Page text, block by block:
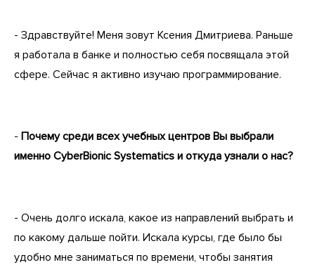
- Здравствуйте! Меня зовут Ксения Дмитриева. Раньше
я работала в банке и полностью себя посвящала этой
сфере. Сейчас я активно изучаю программирование.
- Почему среди всех учебных центров Вы выбрали
именно CyberBionic Systematics и откуда узнали о нас?
- Очень долго искала, какое из направлений выбрать и
по какому дальше пойти. Искала курсы, где было бы
удобно мне заниматься по времени, чтобы занятия